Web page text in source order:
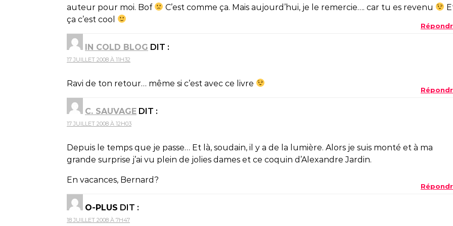
auteur pour moi. Bof
C’est comme ça. Mais aujourd’hui, je le remercie…. car tu es revenu
ça c’est cool
IN COLD BLOG DIT :
17 JUILLET 2008 À 11H32
Ravi de ton retour… même si c’est avec ce livre
C. SAUVAGE DIT :
17 JUILLET 2008 À 12H03
Depuis le temps que je passe… Et là, soudain, il y a de la lumière. Alors je suis monté et à ma
grande surprise j’ai vu plein de jolies dames et ce coquin d’Alexandre Jardin.
En vacances, Bernard?
O-PLUS DIT :
18 JUILLET 2008 À 7H47